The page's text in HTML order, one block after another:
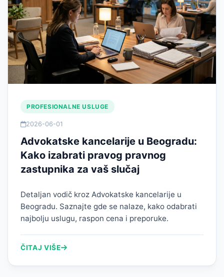
PROFESIONALNE USLUGE
2026-06-01
Advokatske kancelarije u Beogradu:
Kako izabrati pravog pravnog
zastupnika za vaš slučaj
Detaljan vodič kroz Advokatske kancelarije u
Beogradu. Saznajte gde se nalaze, kako odabrati
najbolju uslugu, raspon cena i preporuke.
ČITAJ VIŠE